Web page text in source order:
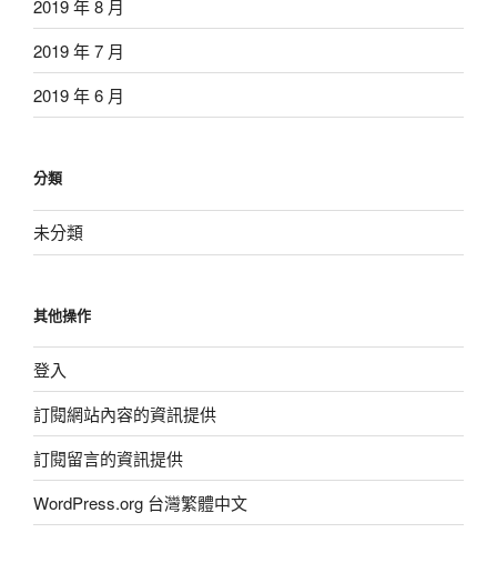
2019 年 8 月
2019 年 7 月
2019 年 6 月
分類
未分類
其他操作
登入
訂閱網站內容的資訊提供
訂閱留言的資訊提供
WordPress.org 台灣繁體中文